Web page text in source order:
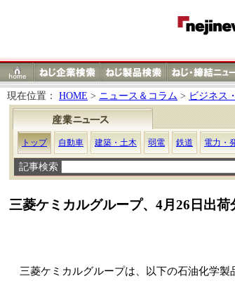
現在位置： HOME > ニュース＆コラム > ビジネス
トップ 自動車 建築・土木 弱電 鉄道 電力・
記事検索
三菱ケミカルグループ、4月26日出
三菱ケミカルグループは、以下の石油化学製